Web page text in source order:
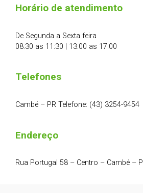
Horário de atendimento
De Segunda a Sexta feira
08:30 as 11:30 | 13:00 as 17:00
Telefones
Cambé – PR Telefone: (43) 3254-9454
Endereço
Rua Portugal 58 – Centro – Cambé –